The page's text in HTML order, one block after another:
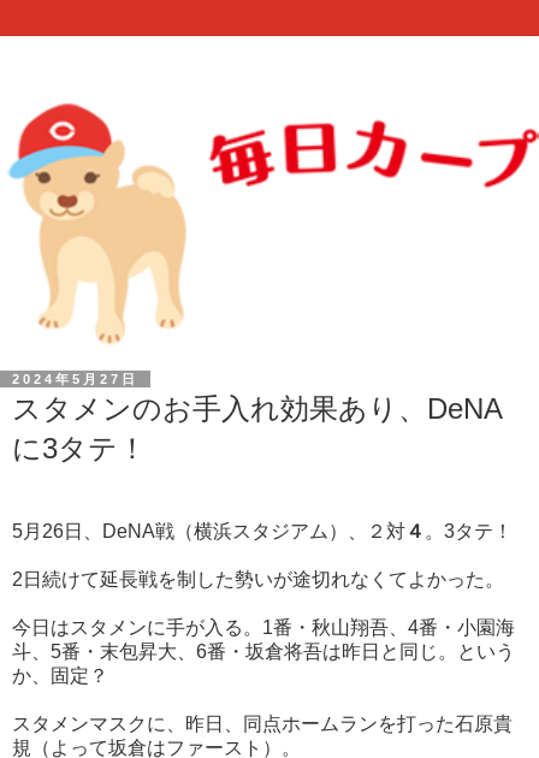
2024年5月27日
スタメンのお手入れ効果あり、DeNA
に3タテ！
5月26日、DeNA戦（横浜スタジアム）、２対４ 。3タテ！
2日続けて延長戦を制した勢いが途切れなくてよかった。
今日はスタメンに手が入る。1番・秋山翔吾、4番・小園海
斗、5番・末包昇大、6番・坂倉将吾は昨日と同じ。という
か、固定？
スタメンマスクに、昨日、同点ホームランを打った石原貴
規（よって坂倉はファースト）。